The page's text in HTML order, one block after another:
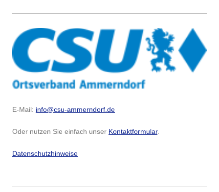
E-Mail: info@csu-ammerndorf.de
Oder nutzen Sie einfach unser Kontaktformular.
Datenschutzhinweise